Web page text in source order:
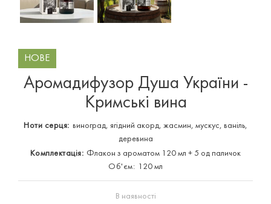
НОВЕ
Аромадифузор Душа України -
Кримські вина
Ноти серця: виноград, ягідний акорд, жасмин, мускус, ваніль,
деревина
Комплектація: Флакон з ароматом 120 мл + 5 од паличок
Об'єм: 120 мл
В наявності